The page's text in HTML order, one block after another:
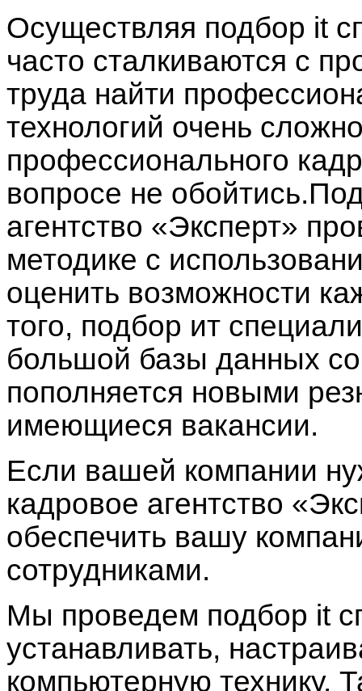
Осуществляя подбор it
часто сталкиваются с
труда найти
технологий очень
профессионального
вопросе не обойтись.
агентство «Эксперт»
методике с
оценить возможности
того, подбор ит
большой базы данных
пополняется новыми
имеющиеся вакансии.
Если вашей компании
кадровое агентство
обеспечить вашу
сотрудниками.
Мы проведем подбор it
устанавливать,
компьютерную технику.